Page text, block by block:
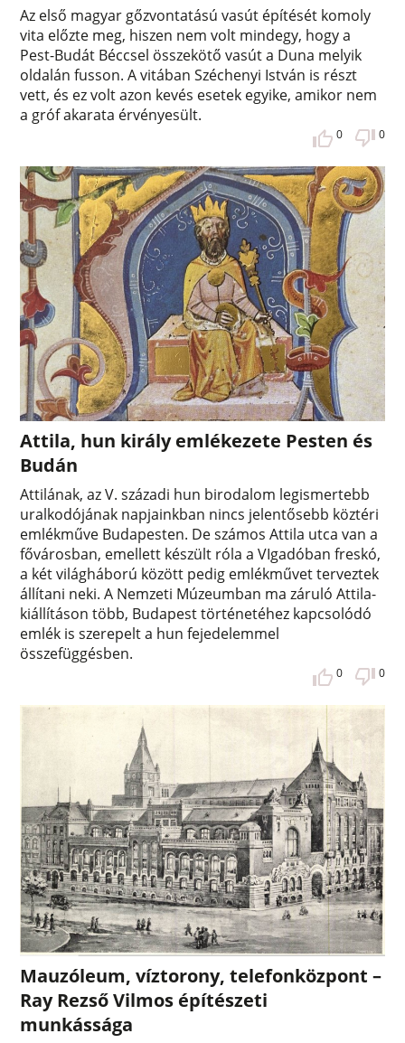
Az első magyar gőzvontatású vasút építését komoly
vita előzte meg, hiszen nem volt mindegy, hogy a
Pest-Budát Béccsel összekötő vasút a Duna melyik
oldalán fusson. A vitában Széchenyi István is részt
vett, és ez volt azon kevés esetek egyike, amikor nem
a gróf akarata érvényesült.
0 0
Attila, hun király emlékezete Pesten és
Budán
Attilának, az V. századi hun birodalom legismertebb
uralkodójának napjainkban nincs jelentősebb köztéri
emlékműve Budapesten. De számos Attila utca van a
fővárosban, emellett készült róla a VIgadóban freskó,
a két világháború között pedig emlékművet terveztek
állítani neki. A Nemzeti Múzeumban ma záruló Attila-
kiállításon több, Budapest történetéhez kapcsolódó
emlék is szerepelt a hun fejedelemmel
összefüggésben.
0 0
Mauzóleum, víztorony, telefonközpont –
Ray Rezső Vilmos építészeti
munkássága